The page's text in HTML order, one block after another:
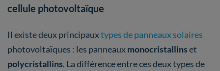
cellule photovoltaïque
Il existe deux principauxtypes de panneaux solaires
photovoltaïques : les panneauxmonocristallinset
polycristallins. La différence entre ces deux types de